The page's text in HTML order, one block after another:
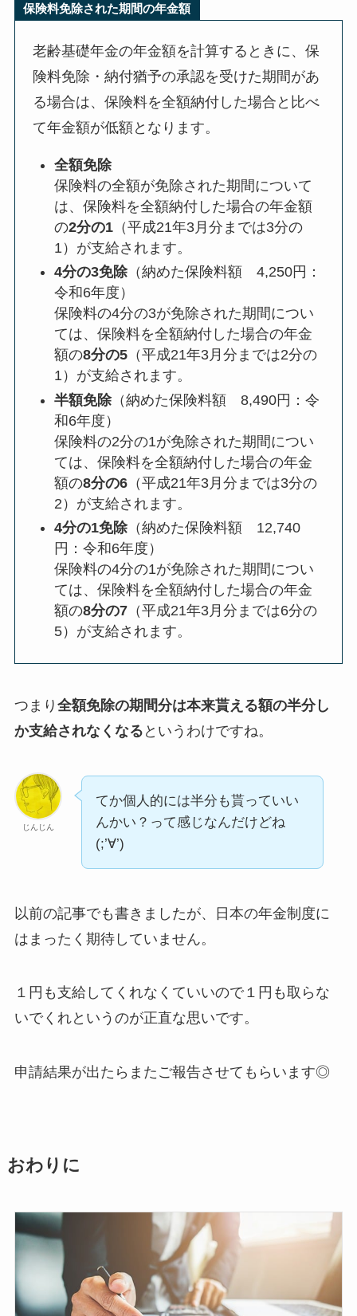
保険料免除された期間の年金額
老齢基礎年金の年金額を計算するときに、保
険料免除・納付猶予の承認を受けた期間があ
る場合は、保険料を全額納付した場合と比べ
て年金額が低額となります。
全額免除
保険料の全額が免除された期間について
は、保険料を全額納付した場合の年金額
の2分の1 （平成21年3月分までは3分の
1）が支給されます。
4分の3免除（納めた保険料額 4,250円：
令和6年度）
保険料の4分の3が免除された期間につい
ては、保険料を全額納付した場合の年金
額の8分の5 （平成21年3月分までは2分の
1）が支給されます。
半額免除（納めた保険料額 8,490円：令
和6年度）
保険料の2分の1が免除された期間につい
ては、保険料を全額納付した場合の年金
額の8分の6 （平成21年3月分までは3分の
2）が支給されます。
4分の1免除（納めた保険料額 12,740
円：令和6年度）
保険料の4分の1が免除された期間につい
ては、保険料を全額納付した場合の年金
額の8分の7 （平成21年3月分までは6分の
5）が支給されます。
つまり 全額免除の期間分は本来貰える額の半分し
か支給されなくなる というわけですね。
じんじん
てか個人的には半分も貰っていい
んかい？って感じなんだけどね
(;’∀’)
以前の記事でも書きましたが、日本の年金制度に
はまったく期待していません。
１円も支給してくれなくていいので１円も取らな
いでくれというのが正直な思いです。
申請結果が出たらまたご報告させてもらいます◎
おわりに